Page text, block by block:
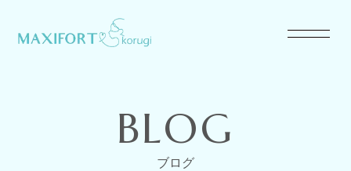
BLOG
ブログ